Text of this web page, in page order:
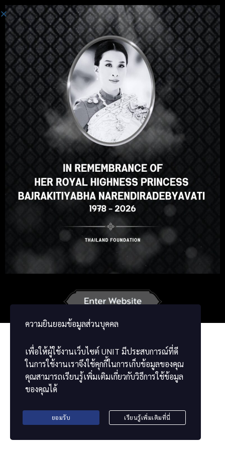
Iniciar Sesión
Hola, un gran curso, ¿verdad?
¿Te gusta este curso?
INSCRIBIRSE EN EL CURSO
ความยินยอมข้อมูลส่วนบุคคล
เพื่อให้ผู้ใช้งานเว็บไซต์ UNIT มีประสบการณ์ที่ดี
ในการใช้งานเราจึงใช้คุกกี้ในการเก็บข้อมูลของคุณ
คุณสามารถเรียนรู้เพิ่มเติมเกี่ยวกับวิธีการใช้ข้อมูล
ของคุณได้
ยอมรับ เรียนรู้เพิ่มเติมที่นี่
Select your language
Spanish English ภาษาไทย
Korean Japanese
French
Chinese